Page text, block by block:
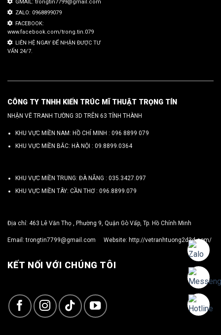
GMAIL: trongtin7799@gmail.com
ZALO: 0968899079
FACEBOOK:
www.facebook.com/trong.tin.079
LIÊN HỆ NGAY ĐỂ NHẬN ĐƯỢC TƯ
VẤN 24/7.
CÔNG TY TNHH KIẾN TRÚC MĨ THUẬT TRỌNG TÍN
NHẬN VẼ TRANH TƯỜNG 3D TRÊN 63 TỈNH THÀNH
KHU VỰC MIỀN NAM: HỒ CHÍ MINH : 096 8899 079
KHU VỰC MIỀN BẮC: HÀ NỘI : 09.8899.0364
KHU VỰC MIỀN TRUNG: ĐÀ NẴNG : 035.3427.097
KHU VỰC MIỀN TÂY: CẦN THƠ : 096.8899.079
Địa chỉ: 463 Lê Văn Thọ , Phường 9, Quận Gò Vấp, Tp. Hồ Chính Minh
Email:trongtin7799@gmail.com Website: http://vetranhtuong2d3d.com/
KẾT NỐI VỚI CHÚNG TÔI